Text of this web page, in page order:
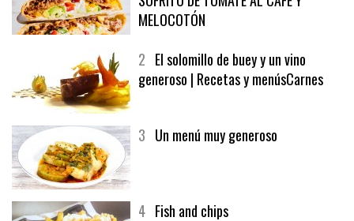
1CRUNCH WRAP SUPREME CON
SOFRITO DE TOMATE AL CAFÉ Y
MELOCOTÓN
2El solomillo de buey y un vino